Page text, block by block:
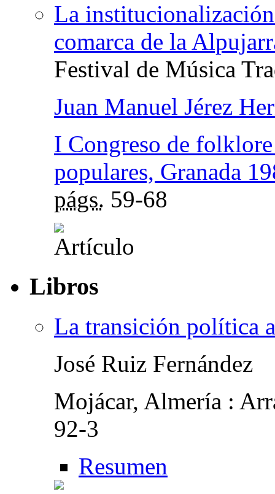
La
comarca de la
Festival de Música
Juan Manuel Jérez
I Congreso de
populares, Granada
págs. 59-68
Libros
La transición política
José Ruiz Fernández
Mojácar, Almería :
92-3
Resumen